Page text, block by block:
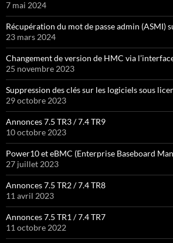
7 mai 2024
Récupération du mot de passe admin (ASMI)
23 mars 2024
Changement de version de HMC via
25 novembre 2023
Suppression des clés sur les logiciels sous
29 octobre 2023
Annonces 7.5 TR3 / 7.4 TR9
10 octobre 2023
Power10 et eBMC (Enterprise Baseboard
27 juillet 2023
Annonces 7.5 TR2 / 7.4 TR8
11 avril 2023
Annonces 7.5 TR1 / 7.4 TR7
11 octobre 2022